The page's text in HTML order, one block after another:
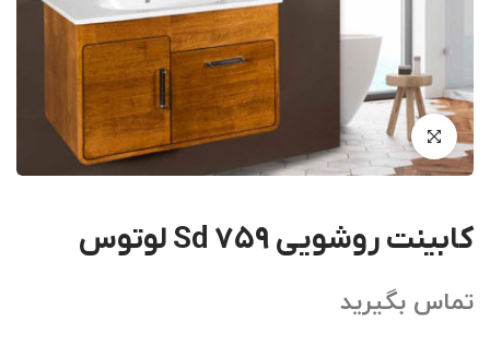
کابینت روشویی Sd 759 لوتوس
تماس بگیرید